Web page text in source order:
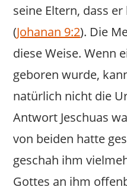
seine Eltern, dass
(Johanan 9:2). Die
diese Weise. Wenn
geboren wurde,
natürlich nicht die
Antwort Jeschuas
von beiden hatte
geschah ihm
Gottes an ihm